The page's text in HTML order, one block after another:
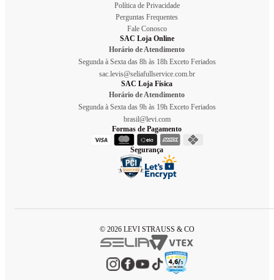
Política de Privacidade
Perguntas Frequentes
Fale Conosco
SAC Loja Online
Horário de Atendimento
Segunda à Sexta das 8h às 18h Exceto Feriados
sac.levis@seliafullservice.com.br
SAC Loja Física
Horário de Atendimento
Segunda à Sexta das 9h às 19h Exceto Feriados
brasil@levi.com
Formas de Pagamento
Segurança
© 2026 LEVI STRAUSS & CO